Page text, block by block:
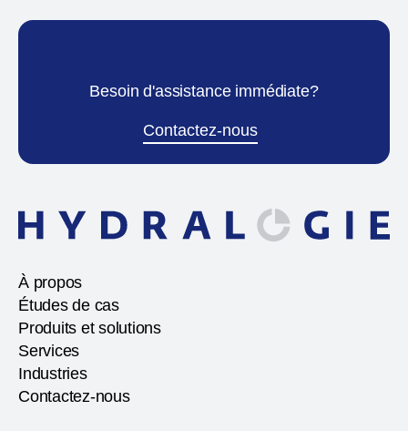
Besoin d'assistance immédiate?
Contactez-nous
À propos
Études de cas
Produits et solutions
Services
Industries
Contactez-nous